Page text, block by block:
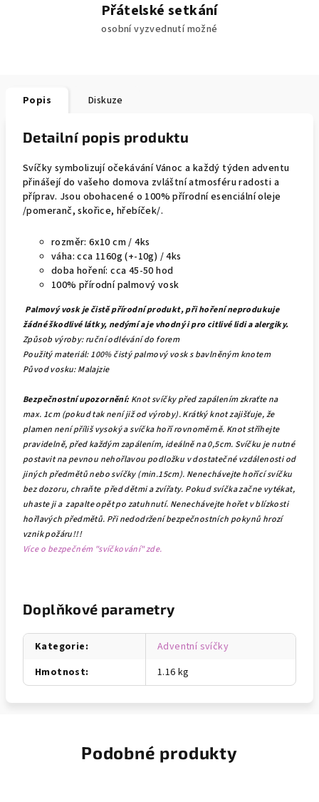
Přátelské setkání
osobní vyzvednutí možné
Popis Diskuze
Detailní popis produktu
Svíčky symbolizují očekávání Vánoc a každý týden adventu
přinášejí do vašeho domova zvláštní atmosféru radosti a
příprav. Jsou obohacené o 100% přírodní esenciální oleje
/pomeranč, skořice, hřebíček/.
rozměr: 6x10 cm / 4ks
váha: cca 1160g (+-10g) / 4ks
doba hoření: cca 45-50 hod
100% přírodní palmový vosk
Palmový vosk je čistě přírodní produkt, při hoření neprodukuje
žádné škodlivé látky, nedýmí a je vhodný i pro citlivé lidi a alergiky.
Způsob výroby: ruční odlévání do forem
Použitý materiál: 100% čistý palmový vosk s bavlněným knotem
Původ vosku: Malajzie
Bezpečnostní upozornění: Knot svíčky před zapálením zkraťte na
max. 1cm (pokud tak není již od výroby). Krátký knot zajišťuje, že
plamen není příliš vysoký a svíčka hoří rovnoměrně. Knot stříhejte
pravidelně, před každým zapálením, ideálně na 0,5cm. Svíčku je nutné
postavit na pevnou nehořlavou podložku v dostatečné vzdálenosti od
jiných předmětů nebo svíčky (min.15cm). Nenechávejte hořící svíčku
bez dozoru, chraňte před dětmi a zvířaty. Pokud svíčka začne vytékat,
uhaste ji a zapalte opět po zatuhnutí. Nenechávejte hořet v blízkosti
hořlavých předmětů. Při nedodržení bezpečnostních pokynů hrozí
vznik požáru!!!
Více o bezpečném "svíčkování" zde.
Doplňkové parametry
Kategorie:
Adventní svíčky
Hmotnost: 1.16 kg
Podobné produkty